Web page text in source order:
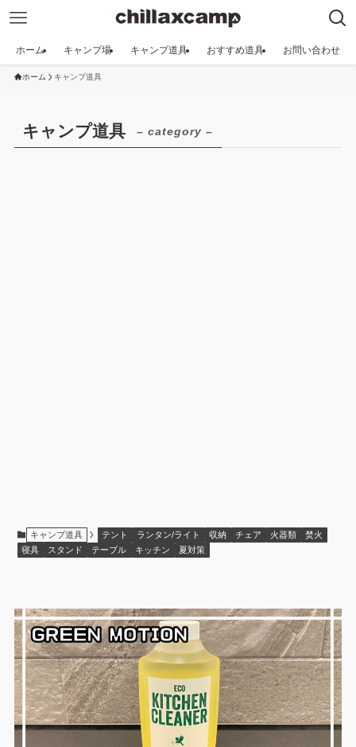
ホーム キャンプ場 キャンプ道具 おすすめ道具 お問い合わせ
ホーム キャンプ道具
キャンプ道具 – category –
キャンプ道具 テント ランタン/ライト 収納 チェア 火器類
焚火
寝具
スタンド テーブル キッチン 夏対策